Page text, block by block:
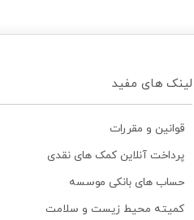
لینک های مفید
قوانین و مقررات
پرداخت آنلاین کمک های نقدی
حساب های بانکی موسسه
کمیته محیط زیست و سلامت